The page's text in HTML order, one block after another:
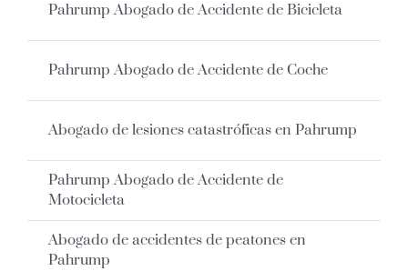
Pahrump Abogado de Accidente de Bicicleta
Pahrump Abogado de Accidente de Coche
Abogado de lesiones catastróficas en Pahrump
Pahrump Abogado de Accidente de
Motocicleta
Abogado de accidentes de peatones en
Pahrump